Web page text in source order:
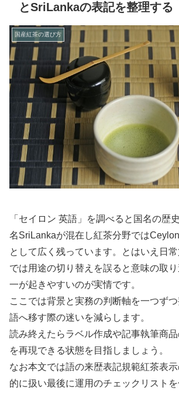
とSriLankaの表記を整理する
国産紅茶の選び方
「セイロン 英語」を調べると国名の歴
名SriLankaが混在し紅茶分野では
として広く残っています。とはいえ日
では用途の切り替えを誤ると意味の取
一が起きやすいのが実情です。
ここでは背景と実務の判断軸を一つず
語へ移す際の迷いを減らします。
読み終えたらラベル作成や記事執筆商
を再現できる状態を目指しましょう。
なお本文では語の来歴表記規範紅茶表
的に扱い最後に運用のチェックリストを